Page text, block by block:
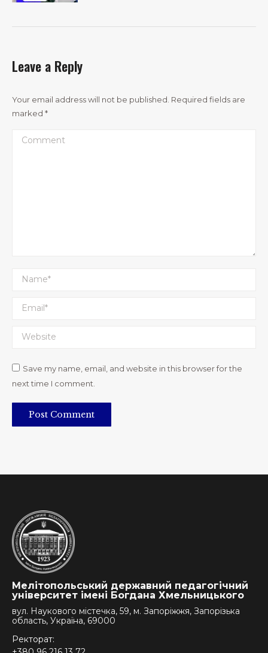
Leave a Reply
Your email address will not be published. Required fields are
marked *
Comment
Name *
Email *
Website
Save my name, email, and website in this browser for the
next time I comment.
Post Comment
Мелітопольський державний педагогічний
університет імені Богдана Хмельницького
вул. Наукового містечка, 59, м. Запоріжжя, Запорізька
область, Україна, 69000
Ректорат: